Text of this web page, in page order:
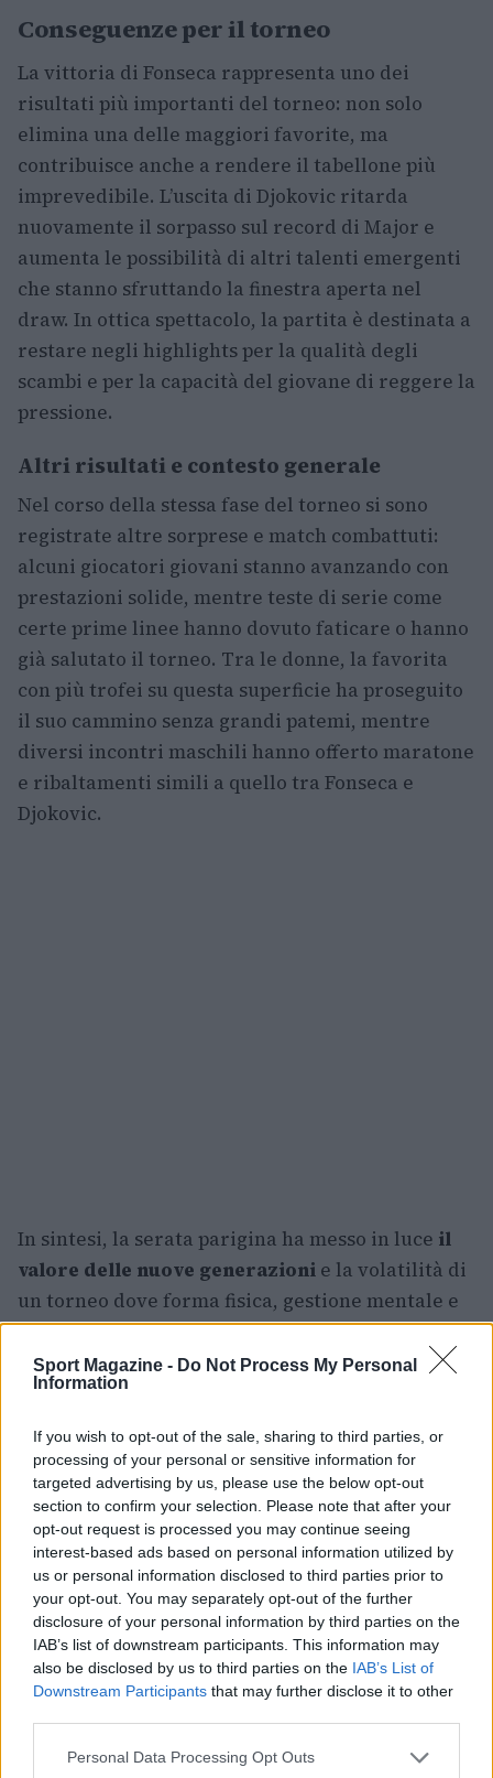
Sport Magazine - Do Not Process My Personal
Information
If you wish to opt-out of the sale, sharing to third parties, or
processing of your personal or sensitive information for
targeted advertising by us, please use the below opt-out
section to confirm your selection. Please note that after your
opt-out request is processed you may continue seeing
interest-based ads based on personal information utilized by
us or personal information disclosed to third parties prior to
your opt-out. You may separately opt-out of the further
disclosure of your personal information by third parties on the
IAB’s list of downstream participants. This information may
also be disclosed by us to third parties on the IAB’s List of
Downstream Participants that may further disclose it to other
Please note that this website/app uses one or more Google
Personal Data Processing Opt Outs
Conseguenze per il torneo
La vittoria di Fonseca rappresenta uno dei
risultati più importanti del torneo: non solo
elimina una delle maggiori favorite, ma
contribuisce anche a rendere il tabellone più
imprevedibile. L’uscita di Djokovic ritarda
nuovamente il sorpasso sul record di Major e
aumenta le possibilità di altri talenti emergenti
che stanno sfruttando la finestra aperta nel
draw. In ottica spettacolo, la partita è destinata a
restare negli highlights per la qualità degli
scambi e per la capacità del giovane di reggere la
pressione.
Altri risultati e contesto generale
Nel corso della stessa fase del torneo si sono
registrate altre sorprese e match combattuti:
alcuni giocatori giovani stanno avanzando con
prestazioni solide, mentre teste di serie come
certe prime linee hanno dovuto faticare o hanno
già salutato il torneo. Tra le donne, la favorita
con più trofei su questa superficie ha proseguito
il suo cammino senza grandi patemi, mentre
diversi incontri maschili hanno offerto maratone
e ribaltamenti simili a quello tra Fonseca e
Djokovic.
In sintesi, la serata parigina ha messo in luce il
valore delle nuove generazioni e la volatilità di
un torneo dove forma fisica, gestione mentale e
capacità di giocare i punti importanti fanno la
differenza. Fonseca entra ora negli ottavi con
fiducia e attenzione dei media, mentre Djokovic
dovrà rielaborare la sconfitta e pianificare il
prosieguo della stagione.
AUTORE
Andrea Conforti
Andrea Conforti, 46enne torinese dal look
casual e naturale, è un analista tattico che
trasforma dati e clip in racconti social. Ricorda
quando annotò la rimonta al box stampa dello
Stadio Olimpico Grande Torino: da
critico. Dettaglio unico: una stagione